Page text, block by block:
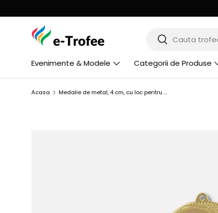
MERGI LA CONTINUT
Cauta
Cauta
Evenimente & Modele Categorii de Produse
Acasa Medalie de metal, 4 cm, cu loc pentru emblema 2.5 cm, MMC2540